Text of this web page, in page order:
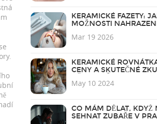
KERAMICKÉ FAZETY:
MOŽNOSTI
Mar 19 2026
KERAMICKÉ
CENY A SKUTEČNÉ
May 10 2024
CO MÁM DĚLAT, KDYŽ
SEHNAT ZUBAŘE V